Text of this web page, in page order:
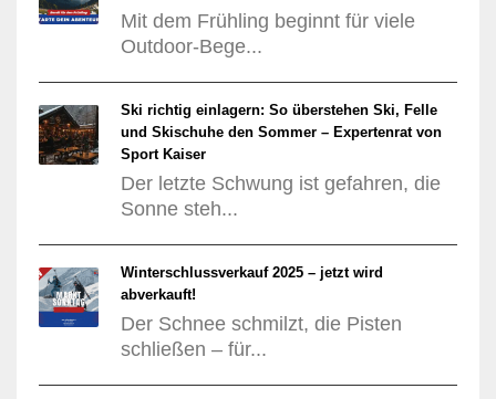
Mit dem Frühling beginnt für viele
Outdoor-Bege...
Ski richtig einlagern: So überstehen Ski, Felle
und Skischuhe den Sommer – Expertenrat von
Sport Kaiser
Der letzte Schwung ist gefahren, die
Sonne steh...
Winterschlussverkauf 2025 – jetzt wird
abverkauft!
Der Schnee schmilzt, die Pisten
schließen – für...